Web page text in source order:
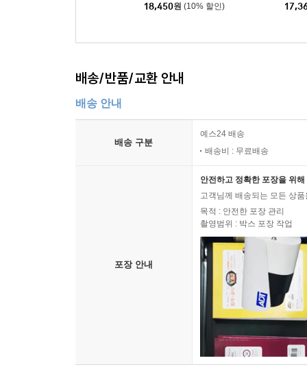
18,450원 (10% 할인)
배송/반품/교환 안내
배송 안내
배송 구분
예스24 배송
배송비 : 무료배송
포장 안내
안전하고 정확한 포장을 위
고객님께 배송되는 모든 상
목적 : 안전한 포장 관리
촬영범위 : 박스 포장 작업